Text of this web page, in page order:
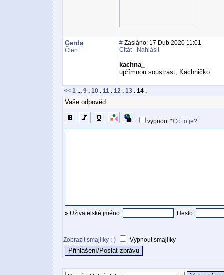
Gerda
Člen
# Zasláno: 17 Dub 2020 11:01
Citát- Nahlásit
kachna_
upřímnou soustrast, Kachničko...
<< 1 ... 9 . 10 . 11 . 12 . 13 . 14 .
Vaše odpověď
vypnout*Co to je?
» Uživatelské jméno: Heslo:
Zobrazit smajlíky ;-) Vypnout smajlíky